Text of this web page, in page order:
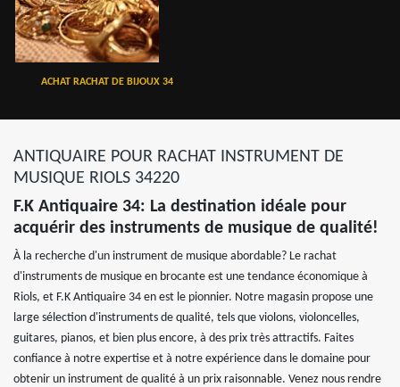
ACHAT RACHAT DE BIJOUX 34
ANTIQUAIRE POUR RACHAT INSTRUMENT DE
MUSIQUE RIOLS 34220
F.K Antiquaire 34: La destination idéale pour
acquérir des instruments de musique de qualité!
À la recherche d'un instrument de musique abordable? Le rachat
d'instruments de musique en brocante est une tendance économique à
Riols, et F.K Antiquaire 34 en est le pionnier. Notre magasin propose une
large sélection d'instruments de qualité, tels que violons, violoncelles,
guitares, pianos, et bien plus encore, à des prix très attractifs. Faites
confiance à notre expertise et à notre expérience dans le domaine pour
obtenir un instrument de qualité à un prix raisonnable. Venez nous rendre